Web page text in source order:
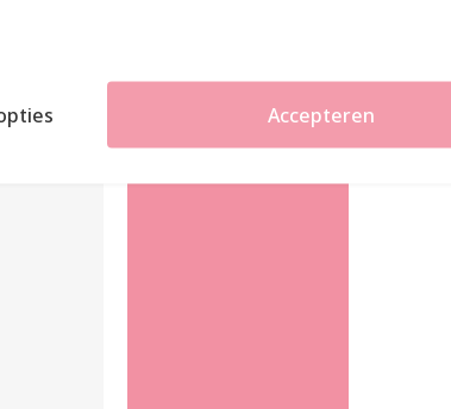
Lio.Vlaanderen
Accepteren